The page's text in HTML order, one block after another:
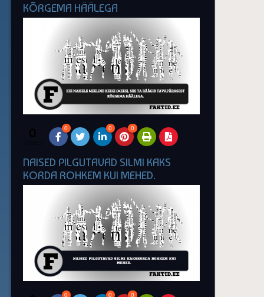
KÕRGEMA HÄÄLEGA
0 0 0 0
NAISED PILGUTAVAD SILMI KAKS
KORDA ROHKEM KUI MEHED.
0 0 0